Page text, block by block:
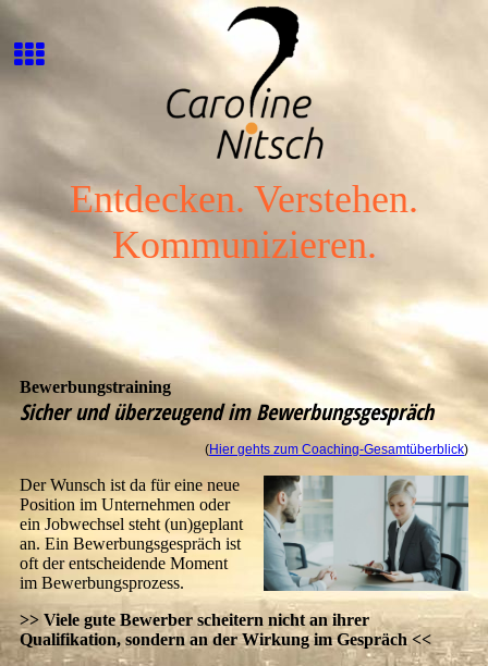
Entdecken. Verstehen.
Kommunizieren.
Bewerbungstraining
Sicher und überzeugend im Bewerbungsgespräch
(Hier gehts zum Coaching-Gesamtüberblick)
Der Wunsch ist da für eine neue
Position im Unternehmen oder
ein Jobwechsel steht (un)geplant
an. Ein Bewerbungsgespräch ist
oft der entscheidende Moment
im Bewerbungsprozess.
>> Viele gute Bewerber scheitern nicht an ihrer
Qualifikation, sondern an der Wirkung im Gespräch <<